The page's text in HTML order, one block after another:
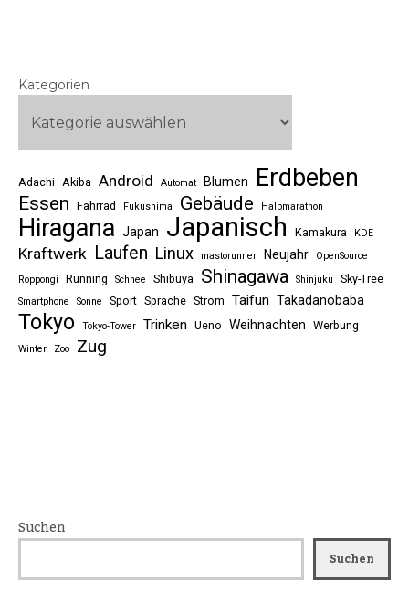
Kategorien
Adachi Akiba Android Automat Blumen Erdbeben
Essen Fahrrad Fukushima Gebäude Halbmarathon
Hiragana Japan Japanisch Kamakura KDE
Kraftwerk Laufen Linux mastorunner Neujahr
OpenSource
Roppongi
Running Schnee Shibuya Shinagawa Shinjuku Sky-Tree
Smartphone Sonne Sport Sprache Strom Taifun Takadanobaba
Tokyo Tokyo-Tower Trinken Ueno Weihnachten Werbung
Winter Zoo Zug
Suchen
Suchen